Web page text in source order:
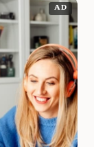
AD